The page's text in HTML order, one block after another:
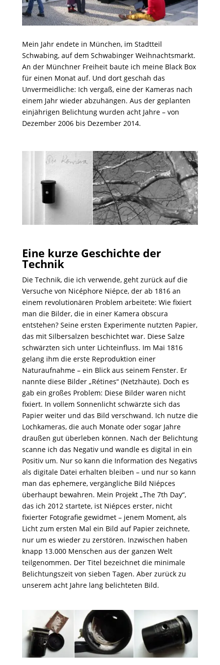
Mein Jahr endete in München, im Stadtteil
Schwabing, auf dem Schwabinger Weihnachtsmarkt.
An der Münchner Freiheit baute ich meine Black Box
für einen Monat auf. Und dort geschah das
Unvermeidliche: Ich vergaß, eine der Kameras nach
einem Jahr wieder abzuhängen. Aus der geplanten
einjährigen Belichtung wurden acht Jahre – von
Dezember 2006 bis Dezember 2014.
Eine kurze Geschichte der
Technik
Die Technik, die ich verwende, geht zurück auf die
Versuche von Nicéphore Niépce, der ab 1816 an
einem revolutionären Problem arbeitete: Wie fixiert
man die Bilder, die in einer Kamera obscura
entstehen? Seine ersten Experimente nutzten Papier,
das mit Silbersalzen beschichtet war. Diese Salze
schwärzten sich unter Lichteinfluss. Im Mai 1816
gelang ihm die erste Reproduktion einer
Naturaufnahme – ein Blick aus seinem Fenster. Er
nannte diese Bilder „Rétines“ (Netzhäute). Doch es
gab ein großes Problem: Diese Bilder waren nicht
fixiert. In vollem Sonnenlicht schwärzte sich das
Papier weiter und das Bild verschwand. Ich nutze die
Lochkameras, die auch Monate oder sogar Jahre
draußen gut überleben können. Nach der Belichtung
scanne ich das Negativ und wandle es digital in ein
Positiv um. Nur so kann die Information des Negativs
als digitale Datei erhalten bleiben – und nur so kann
man das ephemere, vergängliche Bild Niépces
überhaupt bewahren. Mein Projekt „The 7th Day“,
das ich 2012 startete, ist Niépces erster, nicht
fixierter Fotografie gewidmet – jenem Moment, als
Licht zum ersten Mal ein Bild auf Papier zeichnete,
nur um es wieder zu zerstören. Inzwischen haben
knapp 13.000 Menschen aus der ganzen Welt
teilgenommen. Der Titel bezeichnet die minimale
Belichtungszeit von sieben Tagen. Aber zurück zu
unserem acht Jahre lang belichteten Bild.